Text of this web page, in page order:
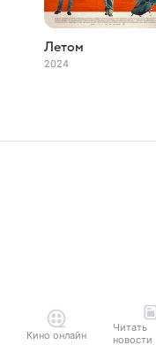
Летом
2024
Кино онлайн
Читать
новости